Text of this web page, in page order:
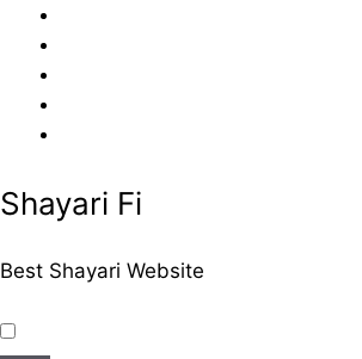
content
Shayari Fi
Best Shayari Website